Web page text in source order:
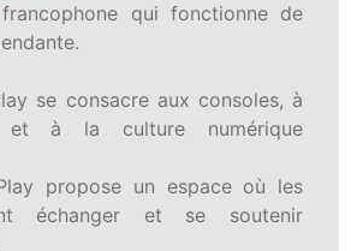
francophone qui fonctionne de
se consacre aux consoles, à
et à la culture numérique
propose un espace où les
échanger et se soutenir